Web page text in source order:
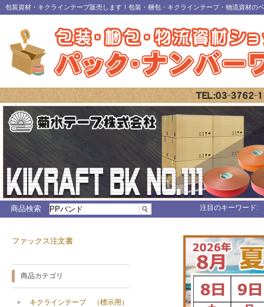
包装資材・キクラインテープ販売します！包装・梱包・キクラインテープ・物流資材の
商品検索 注目のキーワード:
ファックス注文書
商品カテゴリ
キクラインテープ （標示用）